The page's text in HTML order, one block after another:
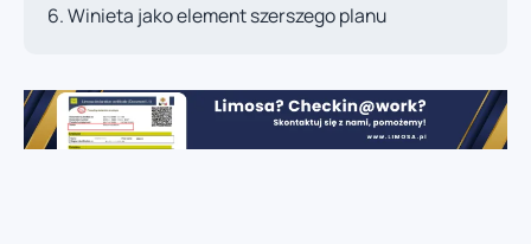
Winieta jako element szerszego planu